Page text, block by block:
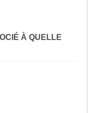
À QUELLE